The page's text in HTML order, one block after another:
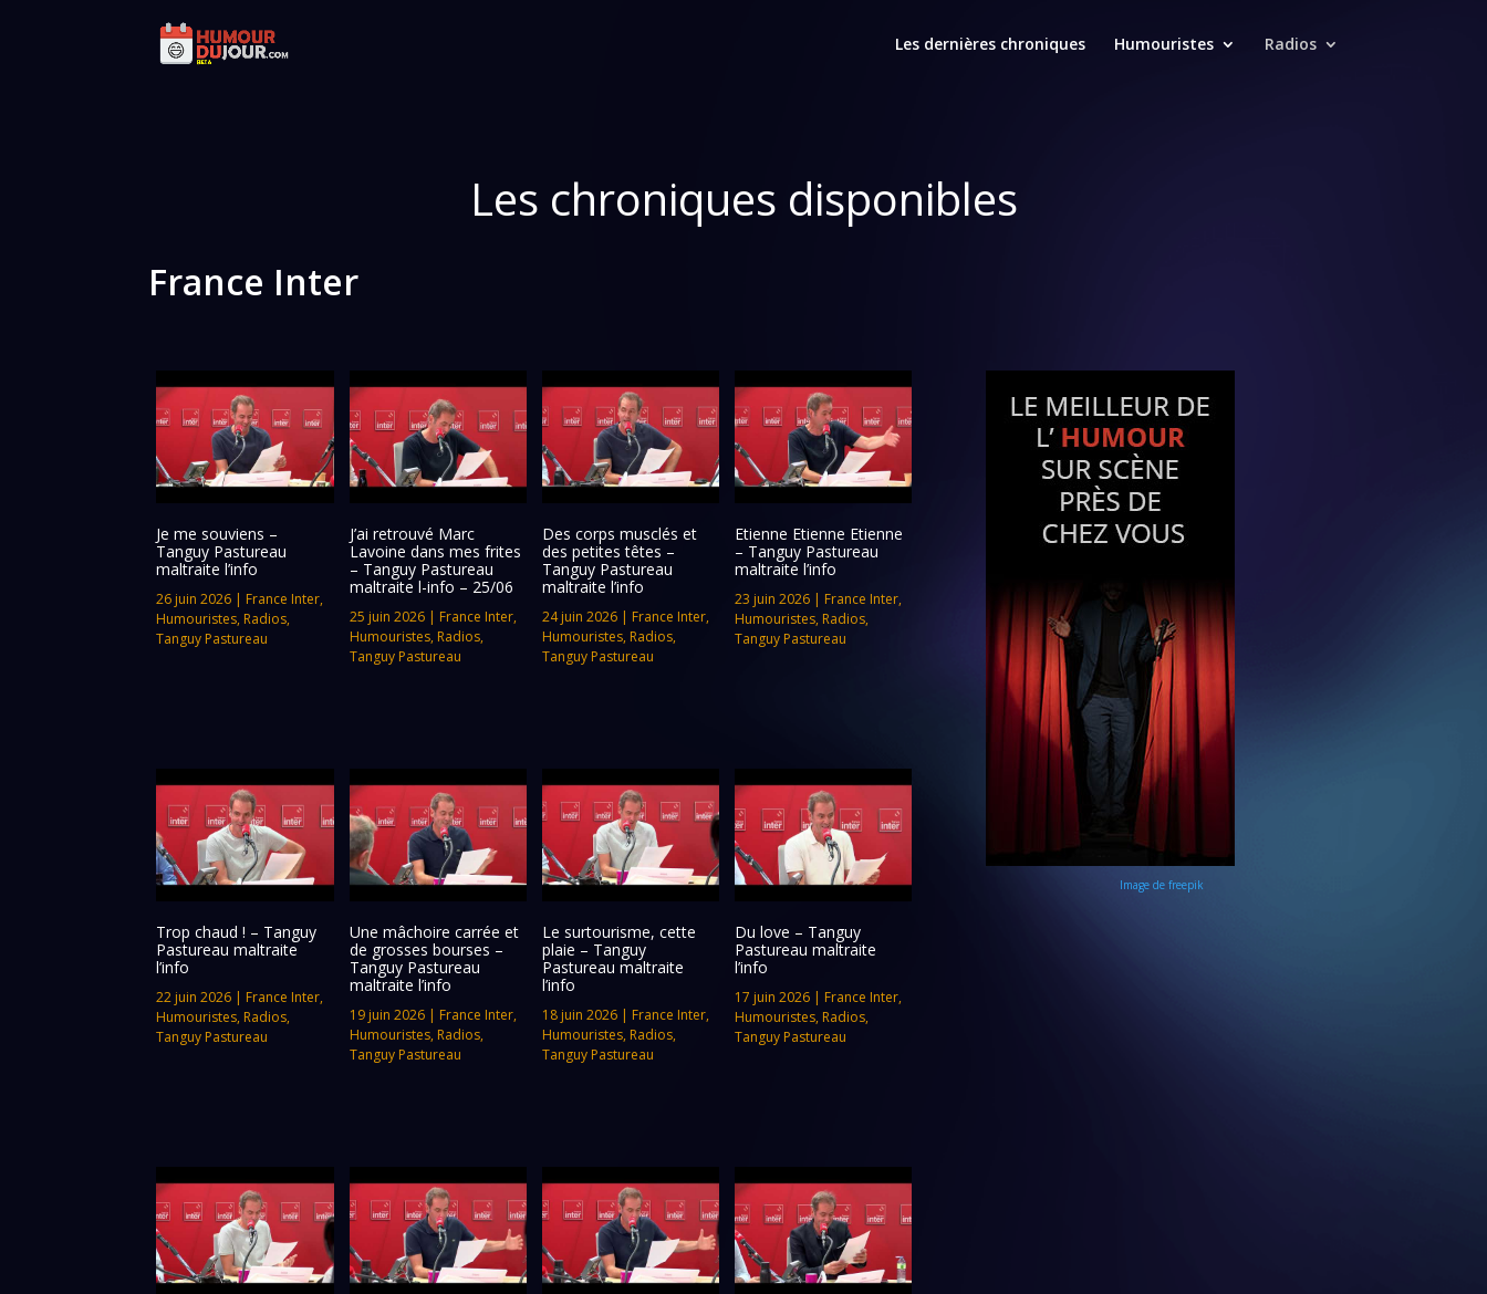
Les dernières chroniques Humouristes Radios
Les chroniques disponibles
France Inter
Je me souviens –
Tanguy Pastureau
maltraite l’info
26 juin 2026 | France Inter,
Humouristes, Radios,
Tanguy Pastureau
J’ai retrouvé Marc
Lavoine dans mes frites
– Tanguy Pastureau
maltraite l-info – 25/06
25 juin 2026| France Inter,
Humouristes, Radios,
Tanguy Pastureau
Des corps musclés et
des petites têtes –
Tanguy Pastureau
maltraite l’info
24 juin 2026| France Inter,
Humouristes, Radios,
Tanguy Pastureau
Etienne Etienne Etienne
– Tanguy Pastureau
maltraite l’info
23 juin 2026 | France Inter,
Humouristes, Radios,
Tanguy Pastureau
Trop chaud ! – Tanguy
Pastureau maltraite
l’info
22 juin 2026 | France Inter,
Humouristes, Radios,
Tanguy Pastureau
Une mâchoire carrée et
de grosses bourses –
Tanguy Pastureau
maltraite l’info
19 juin 2026| France Inter,
Humouristes, Radios,
Tanguy Pastureau
Le surtourisme, cette
plaie – Tanguy
Pastureau maltraite
l’info
18 juin 2026| France Inter,
Humouristes, Radios,
Tanguy Pastureau
Du love – Tanguy
Pastureau maltraite
l’info
17 juin 2026 | France Inter,
Humouristes, Radios,
Tanguy Pastureau
Image de freepik